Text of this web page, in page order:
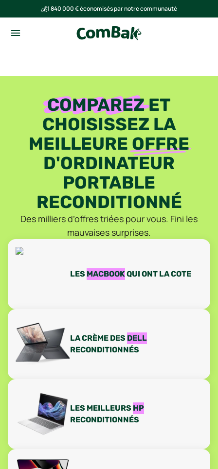
💰1 840 000 € économisés par notre communauté
COMPAREZET
CHOISISSEZ LA
MEILLEURE OFFRE
D'ORDINATEUR
PORTABLE
RECONDITIONNÉ
Des milliers d’offres triées pour vous. Fini les
mauvaises surprises.
LES MACBOOKQUI ONT LA COTE
LA CRÈME DES DELL
RECONDITIONNÉS
LES MEILLEURS HP
RECONDITIONNÉS